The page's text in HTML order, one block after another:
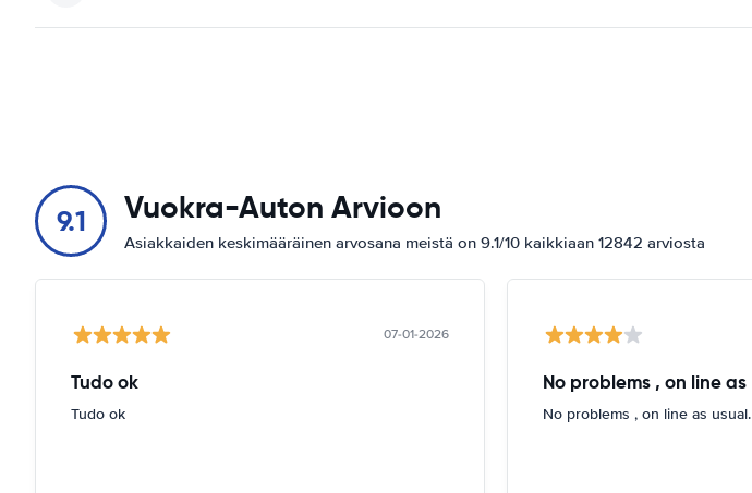
9.1 Vuokra-Auton Arvioon
Asiakkaiden keskimääräinen arvosana meistä on 9.1/10 kaikkiaan 12842 arviosta
07-01-2026
Tudo ok
Tudo ok
No problems , on line as
No problems , on line as usual.